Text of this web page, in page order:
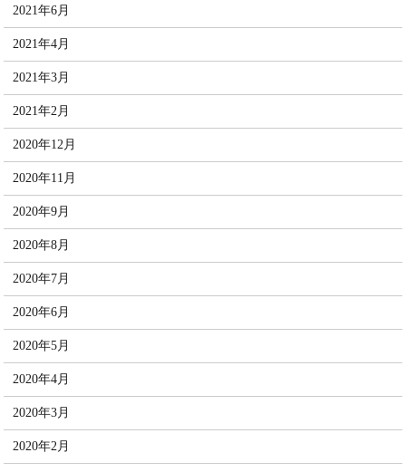
2021年6月
2021年4月
2021年3月
2021年2月
2020年12月
2020年11月
2020年9月
2020年8月
2020年7月
2020年6月
2020年5月
2020年4月
2020年3月
2020年2月